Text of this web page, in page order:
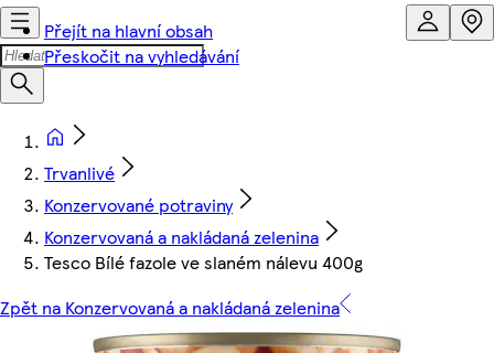
Přejít na hlavní obsah
Přeskočit na vyhledávání
Trvanlivé
Konzervované potraviny
Konzervovaná a nakládaná zelenina
Tesco Bílé fazole ve slaném nálevu 400g
Zpět na Konzervovaná a nakládaná zelenina